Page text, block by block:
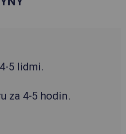
5 lidmi.
za 4-5 hodin.